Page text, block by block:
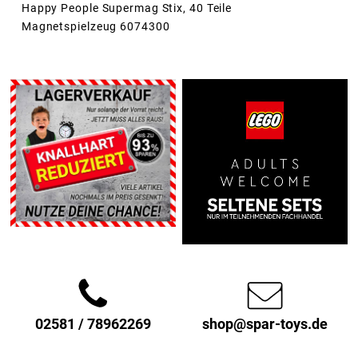
Happy People Supermag Stix, 40 Teile
Magnetspielzeug 6074300
02581 / 78962269
shop@spar-toys.de